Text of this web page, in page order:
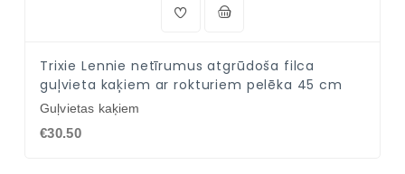
Trixie Lennie netīrumus atgrūdoša filca
guļvieta kaķiem ar rokturiem pelēka 45 cm
Guļvietas kaķiem
€30.50